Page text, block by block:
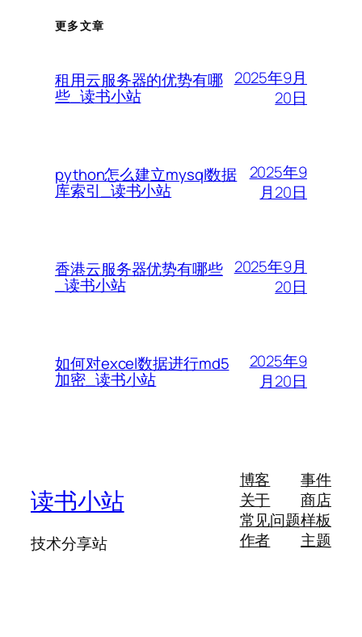
更多文章
租用云服务器的优势有哪
些_读书小站
2025年9月
20日
python怎么建立mysql数据
库索引_读书小站
2025年9
月20日
香港云服务器优势有哪些
_读书小站
2025年9月
20日
如何对excel数据进行md5
加密_读书小站
2025年9
月20日
读书小站
技术分享站
博客
关于
常见问题
作者
事件
商店
样板
主题